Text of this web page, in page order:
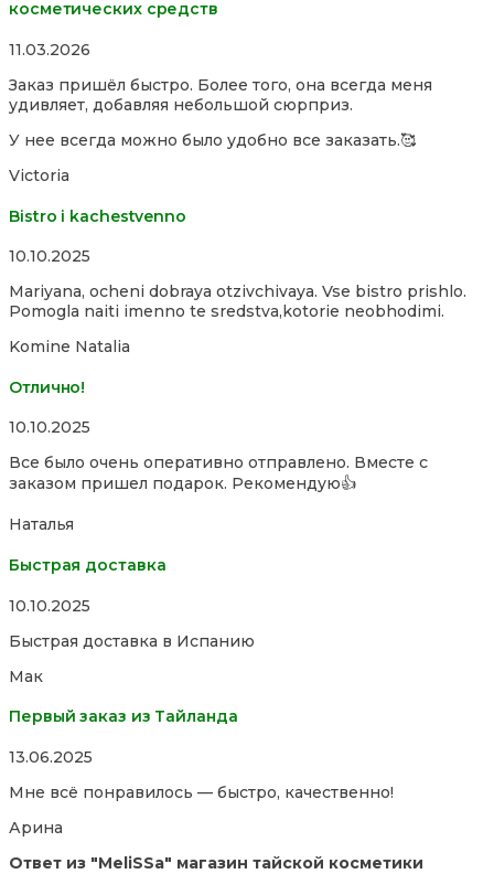
косметических средств
Rated
out
of
11.03.2026
Заказ пришёл быстро. Более того, она всегда меня
удивляет, добавляя небольшой сюрприз.
У нее всегда можно было удобно все заказать.🥰
Victoria
Bistro i kachestvenno
Rated
out
of
10.10.2025
Mariyana, ocheni dobraya otzivchivaya. Vse bistro prishlo.
Pomogla naiti imenno te sredstva,kotorie neobhodimi.
Komine Natalia
Отлично!
Rated
out
of
10.10.2025
Все было очень оперативно отправлено. Вместе с
заказом пришел подарок. Рекомендую👍
Наталья
Быстрая доставка
Rated
out
5
10.10.2025
Быстрая доставка в Испанию
Мак
Первый заказ из Тайланда
Rated
out
5
13.06.2025
Мне всё понравилось — быстро, качественно!
Арина
Ответ из "MeliSSa" магазин тайской косметики